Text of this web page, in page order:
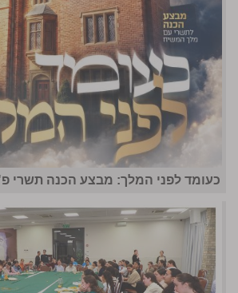
כעומד לפני המלך: מבצע הכנה תשרי